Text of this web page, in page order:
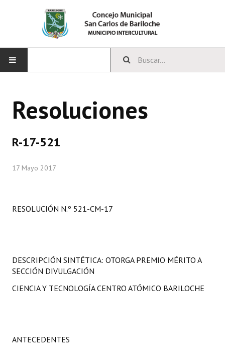
CONCEJO
Comisiones Permanentes
LEGISLACIÓN
Reglamento Interno
Resoluciones
R-17-521
17 Mayo 2017
RESOLUCIÓN N.º 521-CM-17
DESCRIPCIÓN SINTÉTICA: OTORGA PREMIO MÉRITO A
SECCIÓN DIVULGACIÓN
CIENCIA Y TECNOLOGÍA CENTRO ATÓMICO BARILOCHE
ANTECEDENTES